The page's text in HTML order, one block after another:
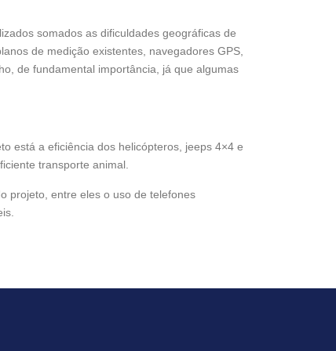
somados as dificuldades geográficas de
de medição existentes, navegadores GPS,
de fundamental importância, já que algumas
está a eficiência dos helicópteros, jeeps 4×4 e
transporte animal.
projeto, entre eles o uso de telefones